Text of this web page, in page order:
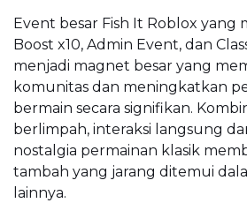
Event besar Fish It Roblox yang
Boost x10, Admin Event, dan
menjadi magnet besar yang
komunitas dan meningkatkan
bermain secara signifikan.
berlimpah, interaksi langsung
nostalgia permainan klasik
tambah yang jarang ditemui
lainnya.